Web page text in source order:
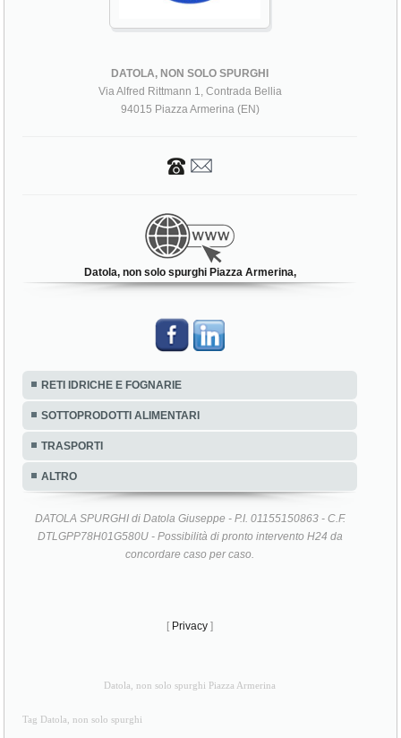
DATOLA, NON SOLO SPURGHI
Via Alfred Rittmann 1, Contrada Bellia
94015 Piazza Armerina (EN)
Datola, non solo spurghi Piazza Armerina,
RETI IDRICHE E FOGNARIE
SOTTOPRODOTTI ALIMENTARI
TRASPORTI
ALTRO
DATOLA SPURGHI di Datola Giuseppe - P.I. 01155150863 - C.F.
DTLGPP78H01G580U - Possibilità di pronto intervento H24 da
concordare caso per caso.
[ Privacy ]
Datola, non solo spurghi Piazza Armerina
Tag Datola, non solo spurghi